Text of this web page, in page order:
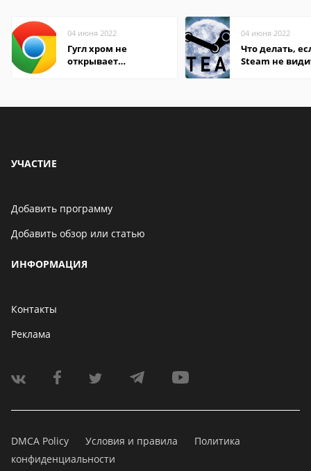
04 июня 2022
Гугл хром не
открывает
04 июня 2022
Что делать,
Steam не
УЧАСТИЕ
Добавить программу
Добавить обзор или статью
ИНФОРМАЦИЯ
Контакты
Реклама
DMCA Policy Условия и правила
Политика
конфиденциальности